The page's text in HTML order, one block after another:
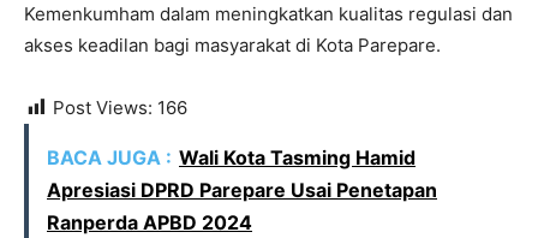
Kemenkumham dalam meningkatkan kualitas regulasi dan
akses keadilan bagi masyarakat di Kota Parepare.
Post Views: 166
BACA JUGA : Wali Kota Tasming Hamid
Apresiasi DPRD Parepare Usai Penetapan
Ranperda APBD 2024